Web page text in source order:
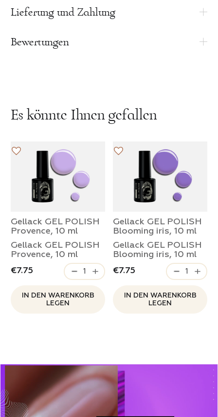
Lieferung und Zahlung
Bewertungen
Es könnte Ihnen gefallen
Gellack GEL POLISH
Provence, 10 ml
€7.75
IN DEN WARENKORB
LEGEN
Gellack GEL POLISH
Provence, 10 ml
Gellack GEL POLISH
Blooming iris, 10 ml
€7.75
IN DEN WARENKORB
LEGEN
Gellack GEL POLISH
Blooming iris, 10 ml
Durch Klicken auf die Schaltfläche "Eine
Indem Sie eine Bewertung hinterlassen,
stimmen Sie der